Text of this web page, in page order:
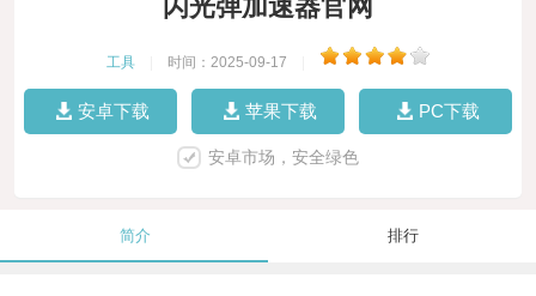
闪光弹加速器官网
工具 时间：2025-09-17
安卓下载 苹果下载 PC下载
安卓市场，安全绿色
简介 排行